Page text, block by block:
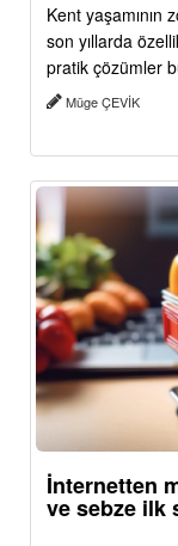
Kent yaşamının
son yıllarda
pratik çözümler
Müge ÇEVİK
İnternetten
ve sebze ilk